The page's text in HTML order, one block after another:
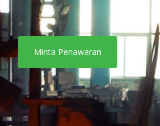
Minta Penawaran